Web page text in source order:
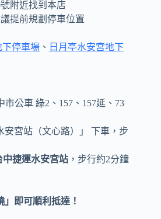
附近找到本店
提前規劃停車位置
下停車場 、 日月亭水安宮地下
市公車 綠2、157、157延、73
文心路）」 下車，步
中捷運水安宮站 ，步行約2分鐘
」即可順利抵達！